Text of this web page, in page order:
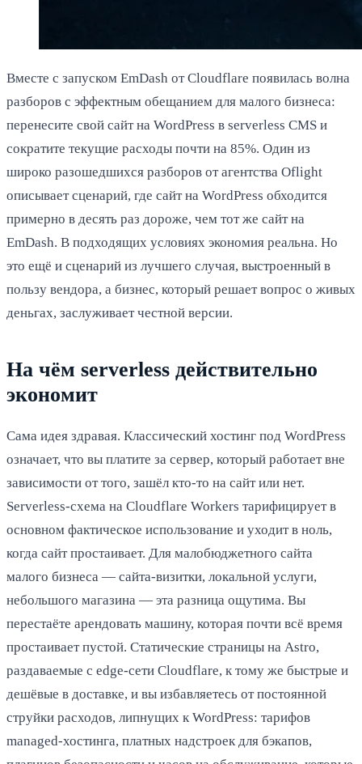
Вместе с запуском EmDash от Cloudflare появилась волна
разборов с эффектным обещанием для малого бизнеса:
перенесите свой сайт на WordPress в serverless CMS и
сократите текущие расходы почти на 85%. Один из
широко разошедшихся разборов от агентства Oflight
описывает сценарий, где сайт на WordPress обходится
примерно в десять раз дороже, чем тот же сайт на
EmDash. В подходящих условиях экономия реальна. Но
это ещё и сценарий из лучшего случая, выстроенный в
пользу вендора, а бизнес, который решает вопрос о живых
деньгах, заслуживает честной версии.
На чём serverless действительно
экономит
Сама идея здравая. Классический хостинг под WordPress
означает, что вы платите за сервер, который работает вне
зависимости от того, зашёл кто-то на сайт или нет.
Serverless-схема на Cloudflare Workers тарифицирует в
основном фактическое использование и уходит в ноль,
когда сайт простаивает. Для малобюджетного сайта
малого бизнеса — сайта-визитки, локальной услуги,
небольшого магазина — эта разница ощутима. Вы
перестаёте арендовать машину, которая почти всё время
простаивает пустой. Статические страницы на Astro,
раздаваемые с edge-сети Cloudflare, к тому же быстрые и
дешёвые в доставке, и вы избавляетесь от постоянной
струйки расходов, липнущих к WordPress: тарифов
managed-хостинга, платных надстроек для бэкапов,